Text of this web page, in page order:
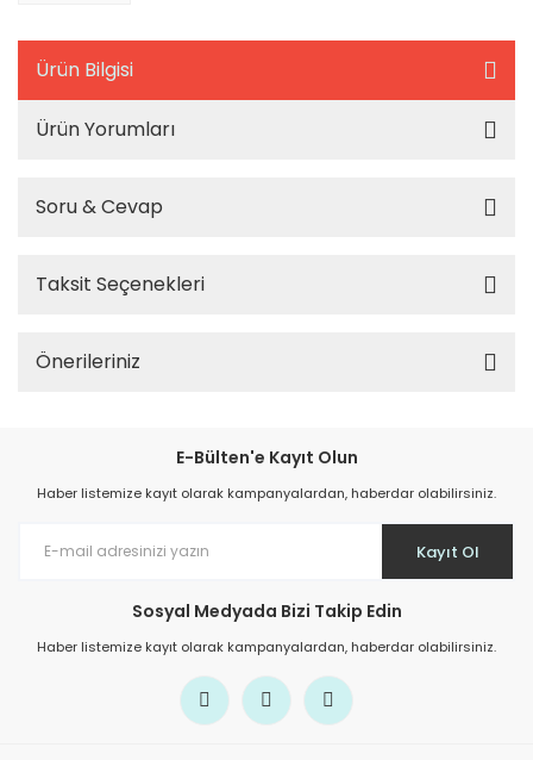
Ürün Bilgisi
Ürün Yorumları
Soru & Cevap
Taksit Seçenekleri
Önerileriniz
E-Bülten'e Kayıt Olun
Haber listemize kayıt olarak kampanyalardan, haberdar olabilirsiniz.
Kayıt Ol
Sosyal Medyada Bizi Takip Edin
Haber listemize kayıt olarak kampanyalardan, haberdar olabilirsiniz.